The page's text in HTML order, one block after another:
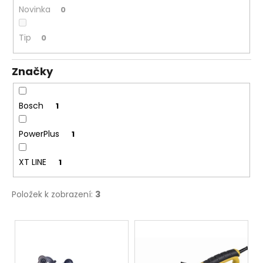
Novinka 0
Tip 0
Značky
Bosch 1
PowerPlus 1
XT LINE 1
Položek k zobrazení: 3
V
u
m
e